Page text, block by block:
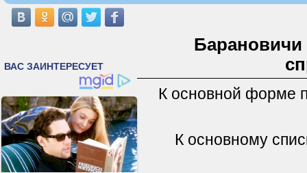
Барановичи
К основной форме
К основному